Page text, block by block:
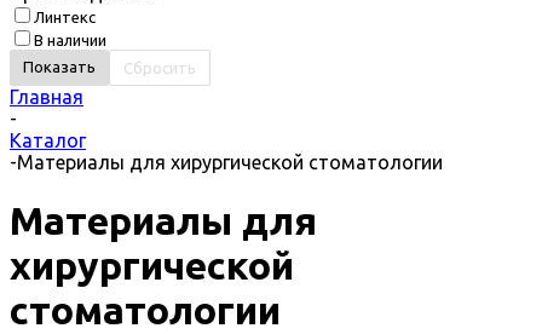
Линтекс
В наличии
Сбросить
Главная
-
Каталог
-Материалы для хирургической стоматологии
Материалы для
хирургической
стоматологии